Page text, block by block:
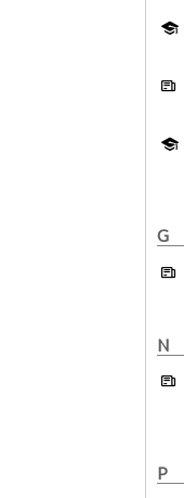
G
N
P